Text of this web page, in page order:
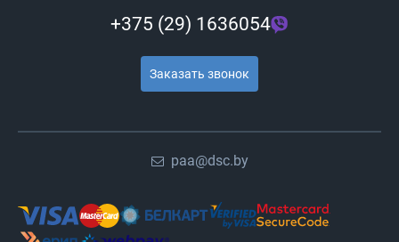
+375 (29) 1636054
Заказать звонок
paa@dsc.by